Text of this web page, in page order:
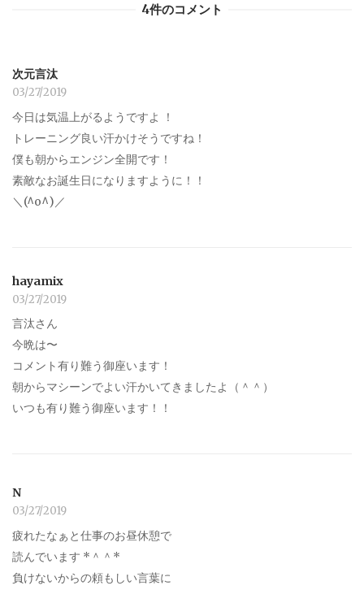
4件のコメント
次元言汰
03/27/2019
今日は気温上がるようですよ ！
トレーニング良い汗かけそうですね！
僕も朝からエンジン全開です！
素敵なお誕生日になりますように！！
＼(^o^)／
hayamix
03/27/2019
言汰さん
今晩は〜
コメント有り難う御座います！
朝からマシーンでよい汗かいてきましたよ（＾＾）
いつも有り難う御座います！！
N
03/27/2019
疲れたなぁと仕事のお昼休憩で
読んでいます *＾＾*
負けないからの頼もしい言葉に